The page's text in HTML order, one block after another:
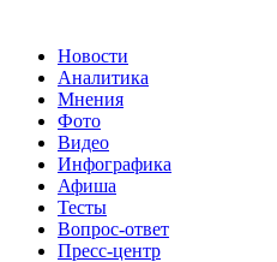
Новости
Аналитика
Мнения
Фото
Видео
Инфографика
Афиша
Тесты
Вопрос-ответ
Пресс-центр